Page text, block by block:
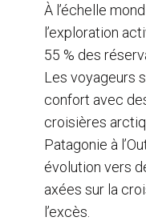
À l’échelle
l’exploration
55 % des
Les voyageurs
confort avec
croisières
Patagonie à
évolution vers
axées sur la
l’excès.